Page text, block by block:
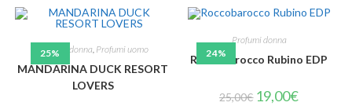
25%
Profumi donna Profumi uomo
MANDARINA DUCK RESORT
LOVERS
24%
Profumi donna
Roccobarocco Rubino EDP
25,00€ 19,00€